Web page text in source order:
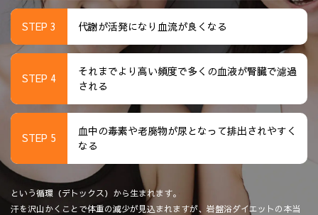
STEP 3 代謝が活発になり血流が良くなる
STEP 4
それまでより高い頻度で多くの血液が腎臓で濾過
される
STEP 5
血中の毒素や老廃物が尿となって排出されやすく
なる
という循環（デトックス）から生まれます。
汗を沢山かくことで体重の減少が見込まれますが、岩盤浴ダイエットの本当